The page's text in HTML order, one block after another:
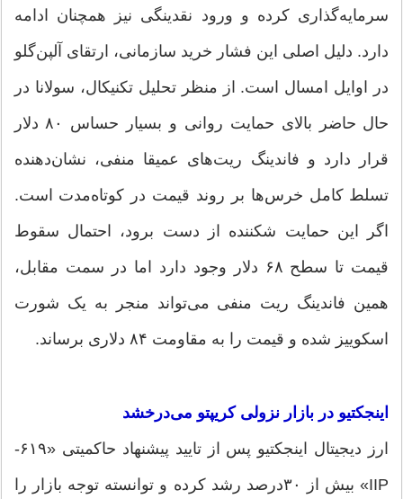
سرمایه‌گذاری کرده و ورود نقدینگی نیز همچنان ادامه
دارد. دلیل اصلی این فشار خرید سازمانی، ارتقای آلپن‌گلو
در اوایل امسال است. از منظر تحلیل تکنیکال، سولانا در
حال حاضر بالای حمایت روانی و بسیار حساس ۸۰ دلار
قرار دارد و فاندینگ ریت‌های عمیقا منفی، نشان‌دهنده
تسلط کامل خرس‌ها بر روند قیمت در کوتاه‌مدت است.
اگر این حمایت شکننده از دست برود، احتمال سقوط
قیمت تا سطح ۶۸ دلار وجود دارد اما در سمت مقابل،
همین فاندینگ ریت منفی می‌تواند منجر به یک شورت
اسکوییز شده و قیمت را به مقاومت ۸۴ دلاری برساند.
اینجکتیو در بازار نزولی کریپتو می‌درخشد
ارز دیجیتال اینجکتیو پس از تایید پیشنهاد حاکمیتی «۶۱۹-
IIP» بیش از ۳۰‌درصد رشد کرده و توانسته توجه بازار را